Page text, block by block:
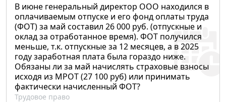
В июне генеральный директор ООО находился в
оплачиваемым отпуске и его фонд оплаты труда
(ФОТ) за май составил 26 000 руб. (отпускные и
оклад за отработанное время). ФОТ получился
меньше, т.к. отпускные за 12 месяцев, а в 2025
году заработная плата была гораздо ниже.
Обязаны ли за май начислять страховые взносы
исходя из МРОТ (27 100 руб) или принимать
фактически начисленный ФОТ?
Трудовое право